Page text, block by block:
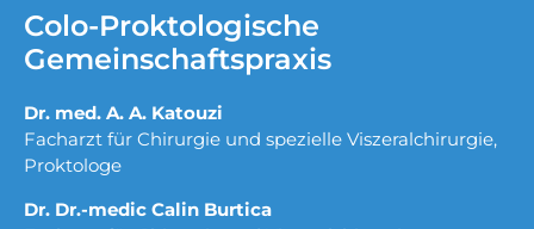
Colo-Proktologische
Gemeinschaftspraxis
Dr. med. A. A. Katouzi
Facharzt für Chirurgie und spezielle Viszeralchirurgie,
Proktologe
Dr. Dr.-medic Calin Burtica